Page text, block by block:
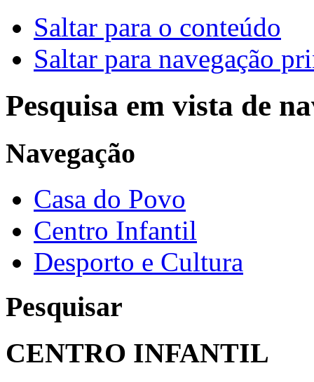
Saltar para o conteúdo
Saltar para navegação
Pesquisa em vista de
Navegação
Casa do Povo
Centro Infantil
Desporto e Cultura
Pesquisar
CENTRO INFANTIL